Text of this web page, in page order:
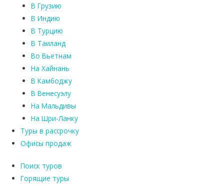
В Грузию
В Индию
В Турцию
В Таиланд
Во Вьетнам
На Хайнань
В Камбоджу
В Венесуэлу
На Мальдивы
На Шри-Ланку
Туры в рассрочку
Офисы продаж
Поиск туров
Горящие туры